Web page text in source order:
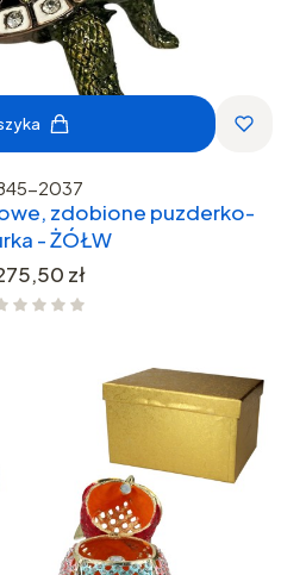
2037
zdobione puzderko-
- ŻÓŁW
zł